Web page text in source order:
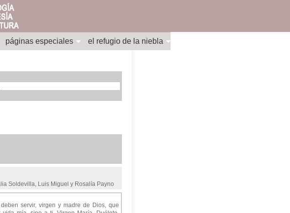
páginas especiales el refugio de la niebla
Soldevilla, Luis Miguel y Rosalía Payno
servir, virgen y madre de Dios, que